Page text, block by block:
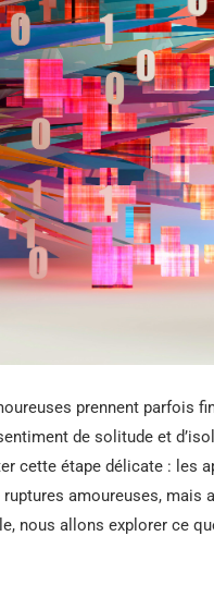
prennent parfois
de solitude et
cette étape délicate : les
amoureuses, mais
nous allons explorer ce